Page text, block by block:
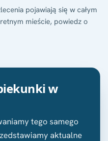
pojawiają się w całym
mieście, powiedz o
w
tego samego
aktualne